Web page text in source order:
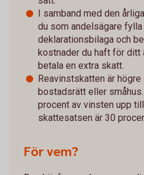
I samband med den
du som andelsägare
deklarationsbilaga och
kostnader du haft för ditt
betala en extra skatt.
Reavinstskatten är
bostadsrätt eller
procent av vinsten upp
skattesatsen är 30
För vem?